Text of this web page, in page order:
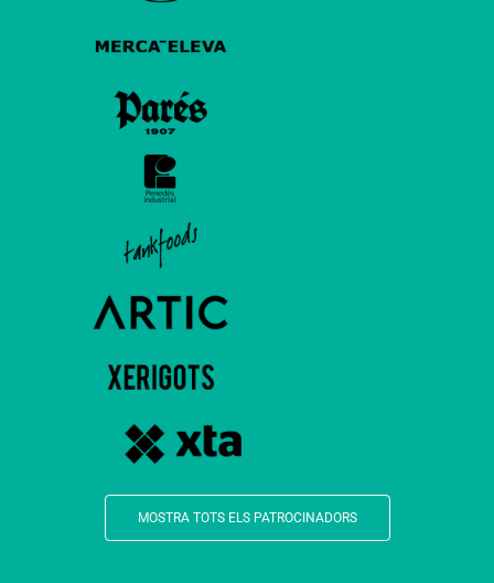
MOSTRA TOTS ELS PATROCINADORS